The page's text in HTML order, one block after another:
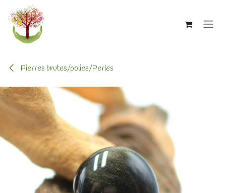
Se rendre au contenu
Pierres brutes/polies/Perles